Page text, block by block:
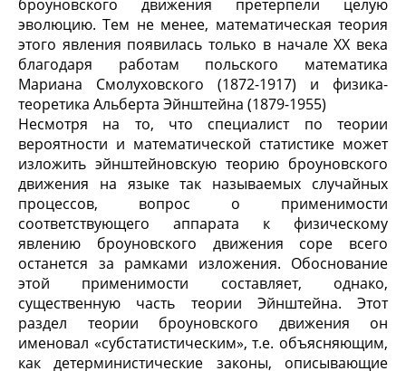
броуновского движения претерпели целую
эволюцию. Тем не менее, математическая теория
этого явления появилась только в начале XX века
благодаря работам польского математика
Мариана Смолуховского (1872-1917) и физика-
теоретика Альберта Эйнштейна (1879-1955)
Несмотря на то, что специалист по теории
вероятности и математической статистике может
изложить эйнштейновскую теорию броуновского
движения на языке так называемых случайных
процессов, вопрос о применимости
соответствующего аппарата к физическому
явлению броуновского движения соре всего
останется за рамками изложения. Обоснование
этой применимости составляет, однако,
существенную часть теории Эйнштейна. Этот
раздел теории броуновского движения он
именовал «субстатистическим», т.е. объясняющим,
как детерминистические законы, описывающие